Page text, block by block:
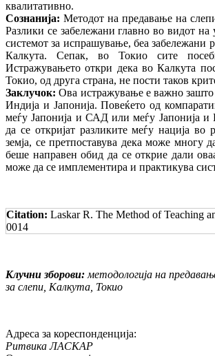
квалитативно.
Сознанија: Методот на предавање на
Разлики се забележани главно во видот
системот за испрашување, беа забележани
Калкута. Сепак, во Токио сите
Истражувањето откри дека во Калкута
Токио, од друга страна, не пости таков
Заклучок: Ова истражување е важно зашто
Индија и Јапонија. Повеќето од
меѓу Јапонија и САД или меѓу Јапонија
да се откријат разликите меѓу нација во
земја, се претпоставува дека може многу
беше направен обид да се открие дали
може да се имплементира и практикува
Citation: Laskar R. The Method of Teaching
0014
Клучни зборови: методологија на
за слепи, Калкута, Токио
Адреса за кореспонденција:
Ритвика ЛАСКАР